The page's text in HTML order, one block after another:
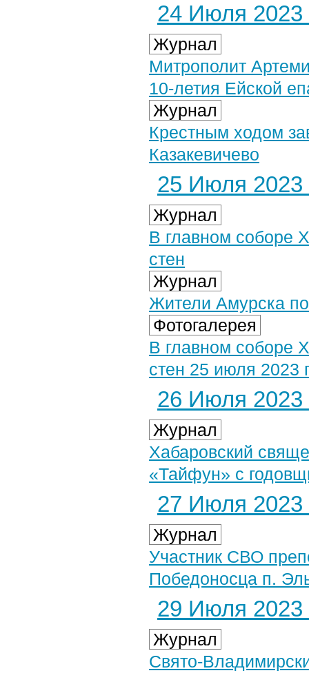
24 Июля 2023
Журнал
Митрополит
10-летия Ейской
Журнал
Крестным ходом
Казакевичево
25 Июля 2023
Журнал
В главном соборе
стен
Журнал
Жители Амурска
Фотогалерея
В главном соборе
стен 25 июля 2023
26 Июля 2023
Журнал
Хабаровский
«Тайфун» с
27 Июля 2023
Журнал
Участник СВО
Победоносца п.
29 Июля 2023
Журнал
Свято-